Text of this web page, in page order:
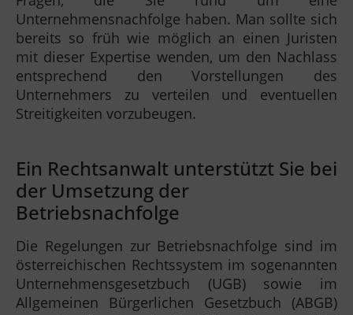
Unternehmensnachfolge haben. Man sollte sich
bereits so früh wie möglich an einen Juristen
mit dieser Expertise wenden, um den Nachlass
entsprechend den Vorstellungen des
Unternehmers zu verteilen und eventuellen
Streitigkeiten vorzubeugen.
Ein Rechtsanwalt unterstützt Sie bei
der Umsetzung der
Betriebsnachfolge
Die Regelungen zur Betriebsnachfolge sind im
österreichischen Rechtssystem im sogenannten
Unternehmensgesetzbuch (UGB) sowie im
Allgemeinen Bürgerlichen Gesetzbuch (ABGB)